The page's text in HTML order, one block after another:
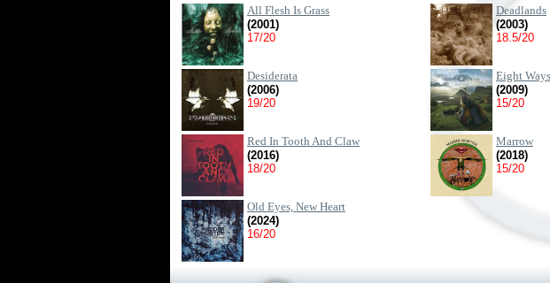
All Flesh Is Grass
(2001)
17/20
Deadlands
(2003)
18.5/20
Desiderata
(2006)
19/20
Eight Ways
(2009)
15/20
Red In Tooth And Claw
(2016)
18/20
Marrow
(2018)
15/20
Old Eyes, New Heart
(2024)
16/20